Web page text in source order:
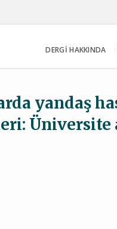
DERGİ HAKKINDA
yandaş
Üniversite